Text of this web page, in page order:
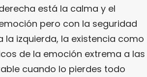
está la calma y el
pero con la seguridad
izquierda, la existencia como
de la emoción extrema a las
cuando lo pierdes todo